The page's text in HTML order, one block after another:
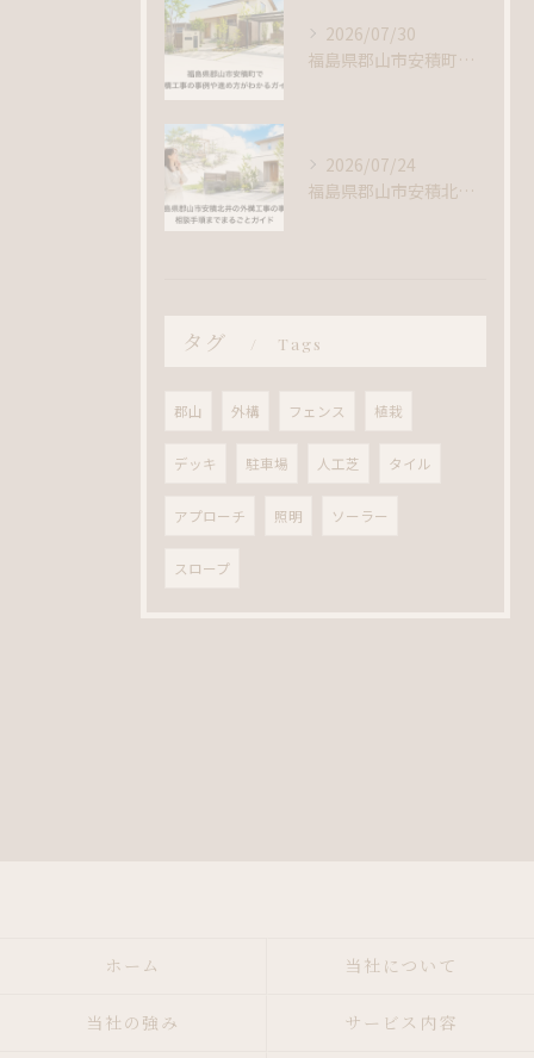
2026/07/30
福島県郡山市安積町で外構工事の事例や進め方がわかるガイド
2026/07/24
福島県郡山市安積北井の外構工事の事例｜相談手順までまるごとガイド
タグ Tags
郡山 外構 フェンス 植栽
デッキ 駐車場 人工芝 タイル
アプローチ 照明 ソーラー
スロープ
ホーム 当社について
当社の強み サービス内容